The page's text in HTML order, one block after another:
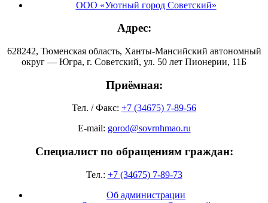
ООО «Уютный город Советский»
Адрес:
628242, Тюменская область, Ханты-Мансийский автономный
округ — Югра, г. Советский, ул. 50 лет Пионерии, 11Б
Приёмная:
Тел. / Факс: +7 (34675) 7-89-56
E-mail: gorod@sovrnhmao.ru
Специалист по обращениям граждан:
Тел.: +7 (34675) 7-89-73
Об администрации